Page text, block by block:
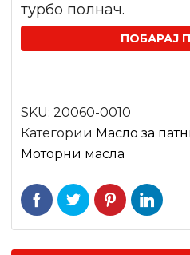
турбо полнач.
ПОБАРАЈ
SKU: 20060-0010
Категории Mасло за
Моторни масла